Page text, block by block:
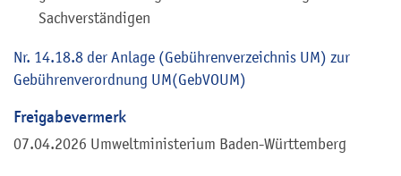
Sachverständigen
Nr. 14.18.8 der Anlage (Gebührenverzeichnis UM) zur
Gebührenverordnung UM(GebVOUM)
Freigabevermerk
07.04.2026 Umweltministerium Baden-Württemberg